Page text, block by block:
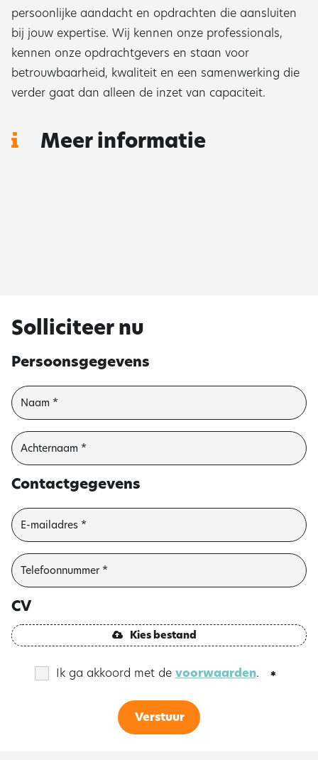
persoonlijke aandacht en opdrachten die aansluiten
bij jouw expertise. Wij kennen onze professionals,
kennen onze opdrachtgevers en staan voor
betrouwbaarheid, kwaliteit en een samenwerking die
verder gaat dan alleen de inzet van capaciteit.
Meer informatie
Solliciteer nu
Persoonsgegevens
Contactgegevens
CV
Kies bestand
Ik ga akkoord met de voorwaarden.
Verstuur